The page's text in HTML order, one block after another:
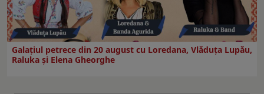
Galaţiul petrece din 20 august cu Loredana, Vlăduța Lupău,
Raluka și Elena Gheorghe